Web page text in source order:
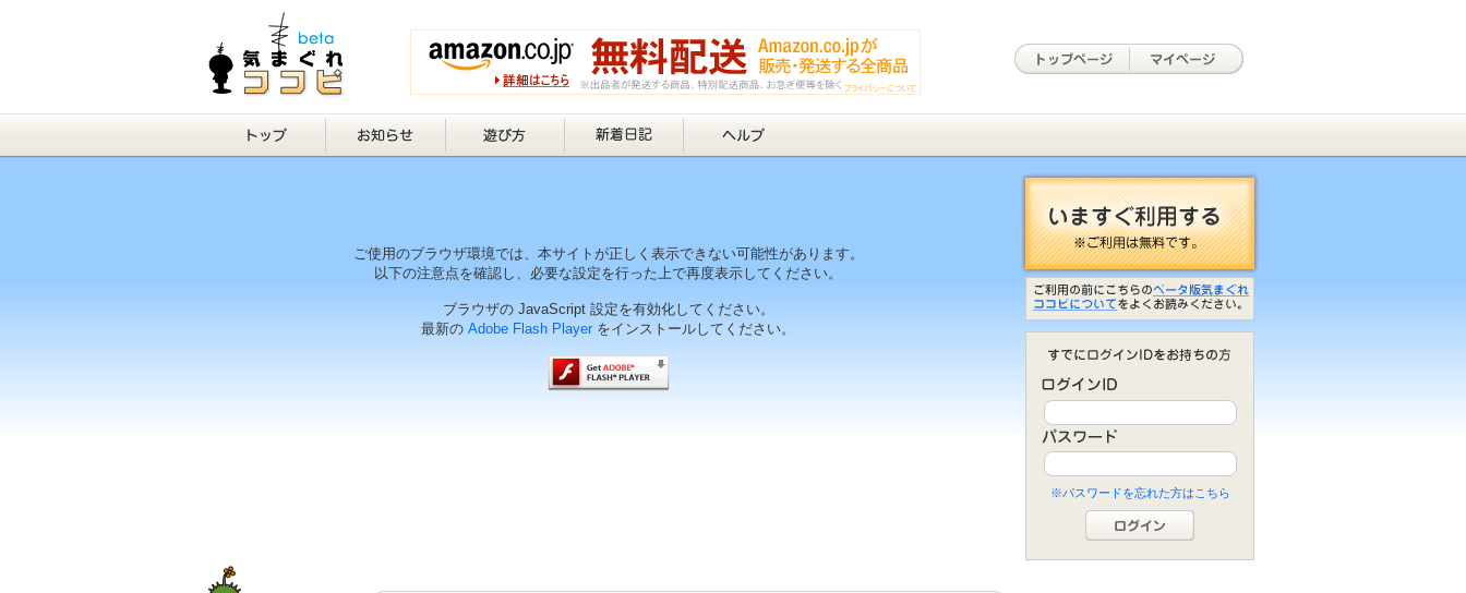
ご使用のブラウザ環境では、本サイトが正しく表示できない可能性があります。
以下の注意点を確認し、必要な設定を行った上で再度表示してください。
ブラウザの JavaScript 設定を有効化してください。
最新の Adobe Flash Player をインストールしてください。
※パスワードを忘れた方はこちら